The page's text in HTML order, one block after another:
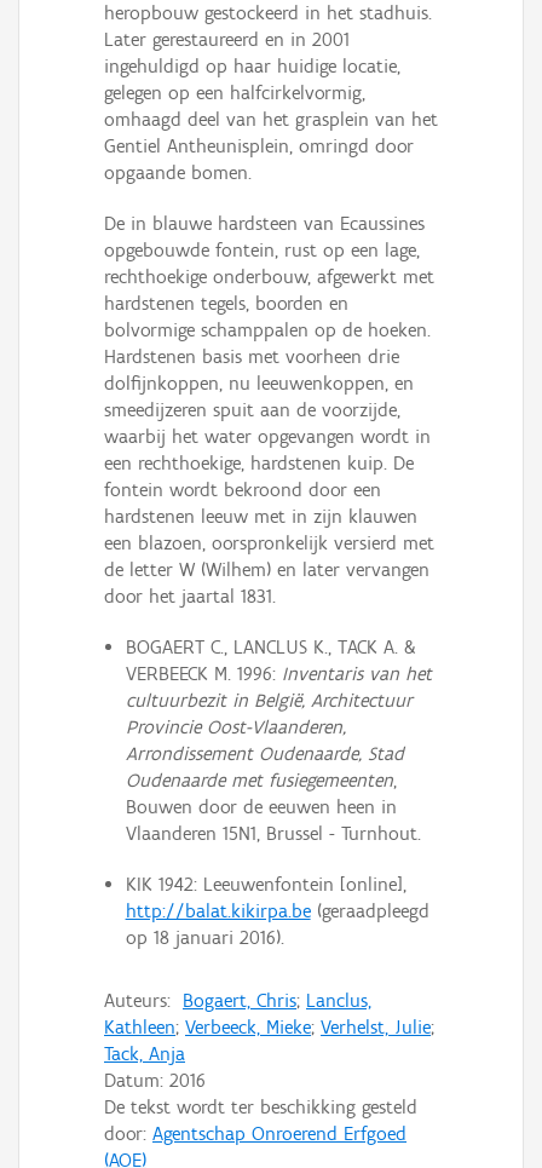
heropbouw gestockeerd in het stadhuis.
Later gerestaureerd en in 2001
ingehuldigd op haar huidige locatie,
gelegen op een halfcirkelvormig,
omhaagd deel van het grasplein van het
Gentiel Antheunisplein, omringd door
opgaande bomen.
De in blauwe hardsteen van Ecaussines
opgebouwde fontein, rust op een lage,
rechthoekige onderbouw, afgewerkt met
hardstenen tegels, boorden en
bolvormige schamppalen op de hoeken.
Hardstenen basis met voorheen drie
dolfijnkoppen, nu leeuwenkoppen, en
smeedijzeren spuit aan de voorzijde,
waarbij het water opgevangen wordt in
een rechthoekige, hardstenen kuip. De
fontein wordt bekroond door een
hardstenen leeuw met in zijn klauwen
een blazoen, oorspronkelijk versierd met
de letter W (Wilhem) en later vervangen
door het jaartal 1831.
BOGAERT C., LANCLUS K., TACK A. &
VERBEECK M. 1996: Inventaris van het
cultuurbezit in België, Architectuur
Provincie Oost-Vlaanderen,
Arrondissement Oudenaarde, Stad
Oudenaarde met fusiegemeenten,
Bouwen door de eeuwen heen in
Vlaanderen 15N1, Brussel - Turnhout.
KIK 1942: Leeuwenfontein [online],
http://balat.kikirpa.be(geraadpleegd
op 18 januari 2016).
Auteurs: Bogaert, Chris; Lanclus,
Kathleen; Verbeeck, Mieke; Verhelst, Julie;
Tack, Anja
Datum: 2016
De tekst wordt ter beschikking gesteld
door: Agentschap Onroerend Erfgoed
(AOE)